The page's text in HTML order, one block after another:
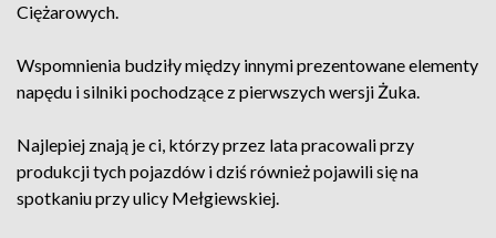
Ciężarowych.
Wspomnienia budziły między innymi prezentowane elementy
napędu i silniki pochodzące z pierwszych wersji Żuka.
Najlepiej znają je ci, którzy przez lata pracowali przy
produkcji tych pojazdów i dziś również pojawili się na
spotkaniu przy ulicy Mełgiewskiej.